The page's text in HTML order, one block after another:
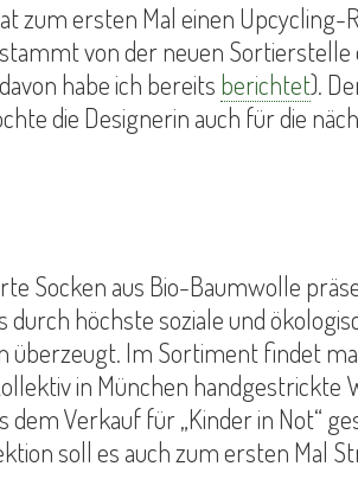
zum ersten Mal einen Upcycling-
von der neuen
habe ich bereits berichtet).
die Designerin auch für die
Socken aus Bio-Baumwolle
durch höchste soziale und
überzeugt. Im Sortiment findet
in München handgestrickte
dem Verkauf für „Kinder in Not“
soll es auch zum ersten Mal